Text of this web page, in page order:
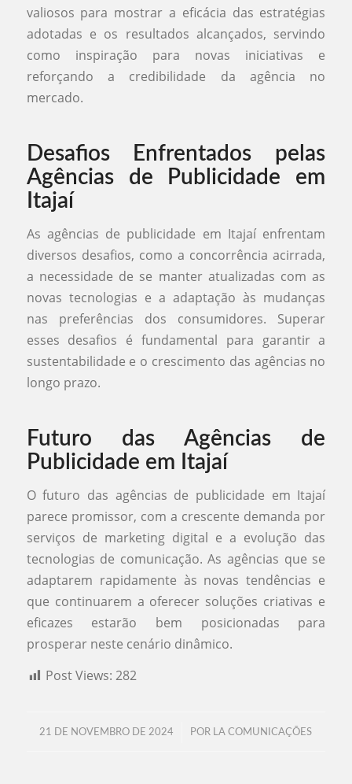
valiosos para mostrar a eficácia das estratégias
adotadas e os resultados alcançados, servindo
como inspiração para novas iniciativas e
reforçando a credibilidade da agência no
mercado.
Desafios Enfrentados pelas
Agências de Publicidade em
Itajaí
As agências de publicidade em Itajaí enfrentam
diversos desafios, como a concorrência acirrada,
a necessidade de se manter atualizadas com as
novas tecnologias e a adaptação às mudanças
nas preferências dos consumidores. Superar
esses desafios é fundamental para garantir a
sustentabilidade e o crescimento das agências no
longo prazo.
Futuro das Agências de
Publicidade em Itajaí
O futuro das agências de publicidade em Itajaí
parece promissor, com a crescente demanda por
serviços de marketing digital e a evolução das
tecnologias de comunicação. As agências que se
adaptarem rapidamente às novas tendências e
que continuarem a oferecer soluções criativas e
eficazes estarão bem posicionadas para
prosperar neste cenário dinâmico.
Post Views: 282
21 DE NOVEMBRO DE 2024
/ POR LA COMUNICAÇÕES